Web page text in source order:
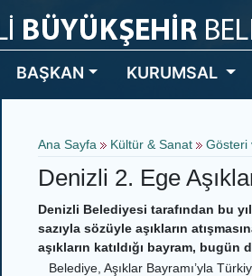
BAŞKAN KURUMSAL
Ana Sayfa Kültür & Sanat Gösteri
Denizli 2. Ege
Denizli Belediyesi tarafından bu
sazıyla sözüyle aşıkların
aşıkların katıldığı bayram, bugün
Belediye, Aşıklar Bayramı’yla